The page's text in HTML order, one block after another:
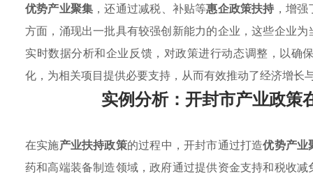
优势产业聚集 ，还通过减税、补贴等惠企政策扶持 ，增
方面，涌现出一批具有较强创新能力的企业，这些企业
实时数据分析和企业反馈，对政策进行动态调整，以确
化，为相关项目提供必要支持，从而有效推动了经济增长
实例分析：开封市产业政策
在实施产业扶持政策的过程中，开封市通过打造优势产业
药和高端装备制造领域，政府通过提供资金支持和税收减